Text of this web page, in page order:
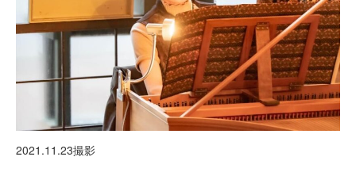
2021.11.23撮影